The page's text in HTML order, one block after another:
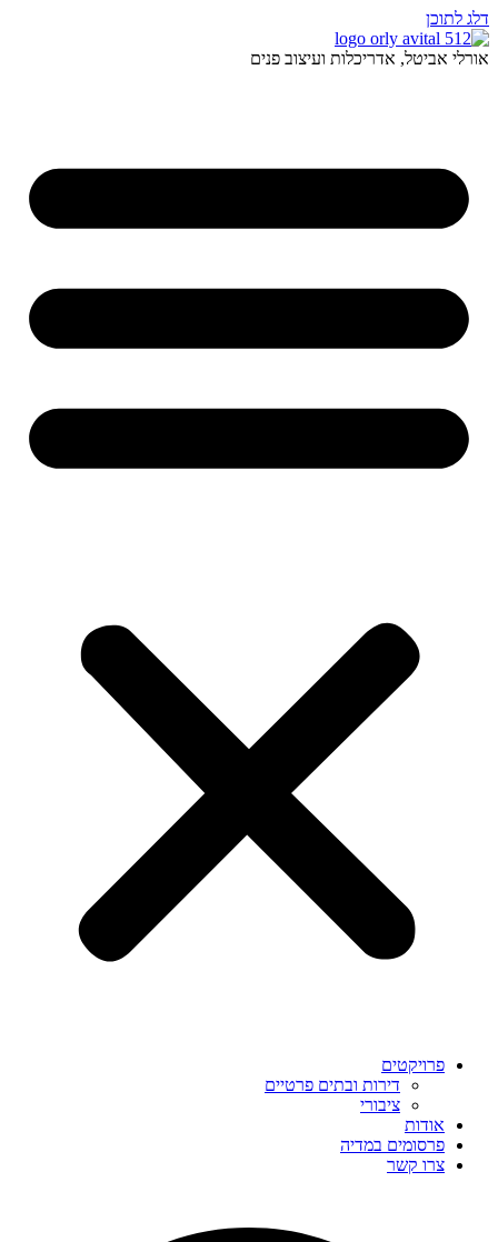
דלג לתוכן
אורלי אביטל, אדריכלות ועיצוב פנים
פרויקטים
דירות ובתים פרטיים
ציבורי
אודות
פרסומים במדיה
צרו קשר